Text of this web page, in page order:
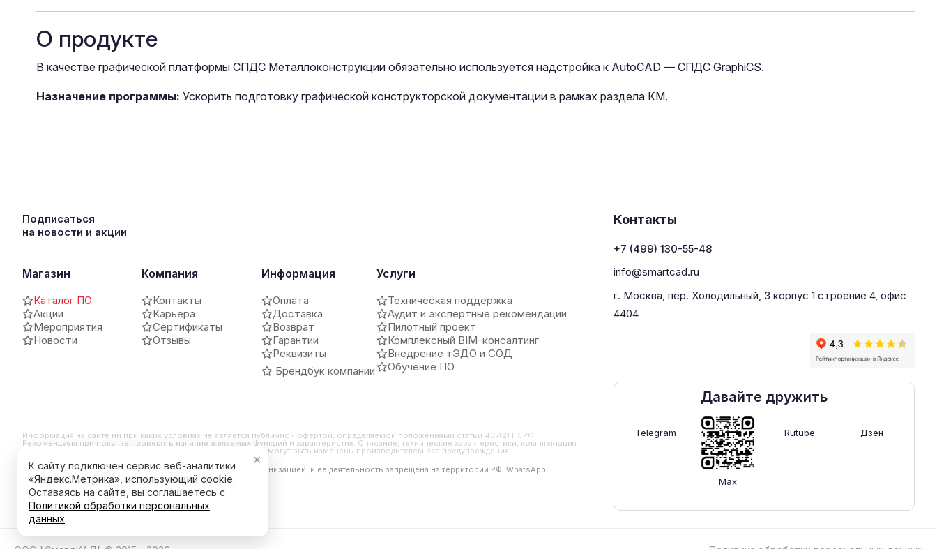
О продукте
В качестве графической платформы СПДС Металлоконструкции обязательно используется надстройка к AutoCAD — СПДС GraphiCS.
Назначение программы: Ускорить подготовку графической конструкторской документации в рамках раздела КМ.
Подписаться
на новости и акции
Магазин
Каталог ПО
Акции
Мероприятия
Новости
Компания
Контакты
Карьера
Сертификаты
Отзывы
Информация
Оплата
Доставка
Возврат
Гарантии
Реквизиты
Брендбук компании
Услуги
Техническая поддержка
Аудит и экспертные рекомендации
Пилотный проект
Комплексный BIM-консалтинг
Внедрение тЭДО и СОД
Обучение ПО
Информация на сайте ни при каких условиях не является публичной офертой, определяемой положениями статьи 437(2) ГК РФ.
Рекомендуем при покупке проверять наличие желаемых функций и характеристик. Описание, технические характеристики, комплектация
и внешний вид продукта могут отличаться от заявленных или могут быть изменены производителем без предупреждения
*Компания Meta Platforms Inc. признана экстремистской организацией, и ее деятельность запрещена на территории РФ. WhatsApp
является ее продуктом.
Контакты
+7 (499) 130-55-48
info@smartcad.ru
г. Москва, пер. Холодильный, 3 корпус 1 строение 4, офис
4404
Давайте дружить
Telegram
Max
Rutube Дзен
К сайту подключен сервис веб-аналитики
«Яндекс.Метрика», использующий cookie.
Оставаясь на сайте, вы соглашаетесь с
Политикой обработки персональных
данных.
✕